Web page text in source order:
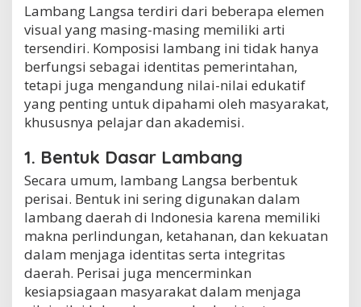
Lambang Langsa terdiri dari beberapa elemen
visual yang masing-masing memiliki arti
tersendiri. Komposisi lambang ini tidak hanya
berfungsi sebagai identitas pemerintahan,
tetapi juga mengandung nilai-nilai edukatif
yang penting untuk dipahami oleh masyarakat,
khususnya pelajar dan akademisi.
1. Bentuk Dasar Lambang
Secara umum, lambang Langsa berbentuk
perisai. Bentuk ini sering digunakan dalam
lambang daerah di Indonesia karena memiliki
makna perlindungan, ketahanan, dan kekuatan
dalam menjaga identitas serta integritas
daerah. Perisai juga mencerminkan
kesiapsiagaan masyarakat dalam menjaga